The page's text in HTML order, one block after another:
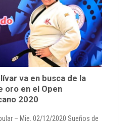
va en busca de la
oro en el Open
2020
– Mie. 02/12/2020 Sueños de